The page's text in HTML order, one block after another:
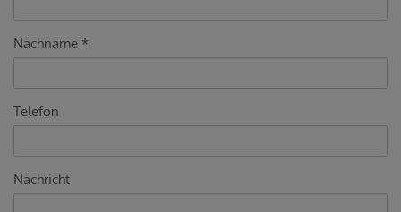
Nachname
Telefon
Nachricht